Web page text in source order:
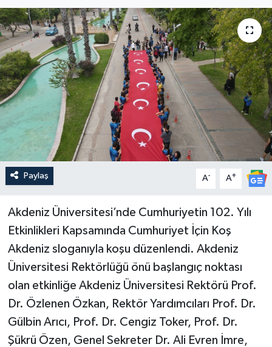
Paylaş A- A+
Akdeniz Üniversitesi’nde Cumhuriyetin 102. Yılı
Etkinlikleri Kapsamında Cumhuriyet İçin Koş
Akdeniz sloganıyla koşu düzenlendi. Akdeniz
Üniversitesi Rektörlüğü önü başlangıç noktası
olan etkinliğe Akdeniz Üniversitesi Rektörü Prof.
Dr. Özlenen Özkan, Rektör Yardımcıları Prof. Dr.
Gülbin Arıcı, Prof. Dr. Cengiz Toker, Prof. Dr.
Şükrü Özen, Genel Sekreter Dr. Ali Evren İmre,
Görüntülü Haber
Güncel
Kültür & Sanat
Magazin
Resmi İlan
Sağlık & Yaşam
Spor
Haber Arşivi